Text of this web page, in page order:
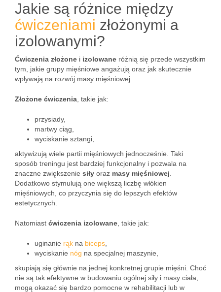
Jakie są różnice między
ćwiczeniami złożonymi a
izolowanymi?
Ćwiczenia złożone i izolowane różnią się przede wszystkim
tym, jakie grupy mięśniowe angażują oraz jak skutecznie
wpływają na rozwój masy mięśniowej.
Złożone ćwiczenia , takie jak:
przysiady,
martwy ciąg,
wyciskanie sztangi,
aktywizują wiele partii mięśniowych jednocześnie. Taki
sposób treningu jest bardziej funkcjonalny i pozwala na
znaczne zwiększenie siły oraz masy mięśniowej
Dodatkowo stymulują one większą liczbę włókien
mięśniowych, co przyczynia się do lepszych efektów
estetycznych.
Natomiast ćwiczenia izolowane , takie jak:
uginanie rąk na biceps
wyciskanie nóg na specjalnej maszynie,
skupiają się głównie na jednej konkretnej grupie mięśni. Choć
nie są tak efektywne w budowaniu ogólnej siły i masy ciała,
mogą okazać się bardzo pomocne w rehabilitacji lub w